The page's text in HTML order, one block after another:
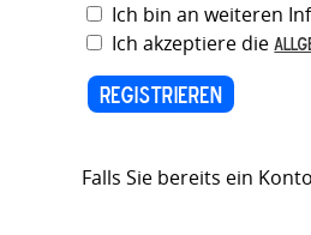
Ich bin an weiteren
Ich akzeptiere die
Falls Sie bereits ein